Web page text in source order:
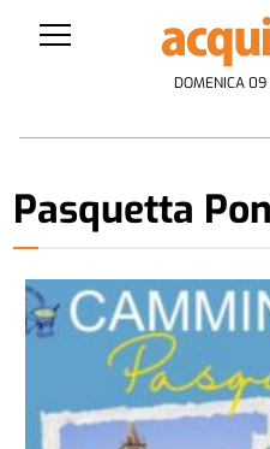
DOMENICA
Pasquetta